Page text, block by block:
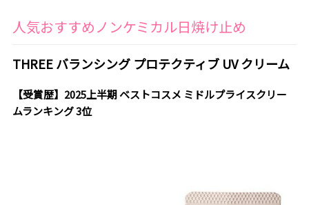
人気おすすめノンケミカル日焼け止め
THREE バランシング プロテクティブ UV クリーム
【受賞歴】2025上半期 ベストコスメ ミドルプライスクリー
ムランキング 3位